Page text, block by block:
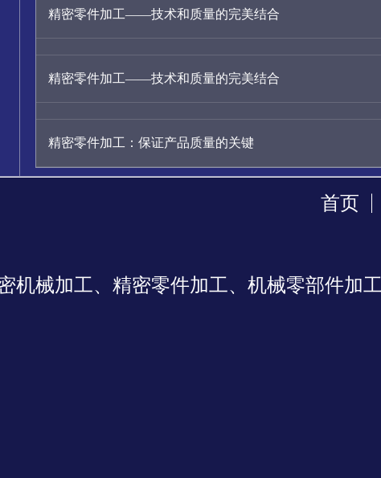
精密零件加工——技术和质量的完美结合
精密零件加工——技术和质量的完美结合
精密零件加工：保证产品质量的关键
首页
机械加工、精密零件加工、机械零部件加